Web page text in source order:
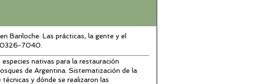
Naturales, Agroecología y Desarrollo Rural
Bariloche: Las prácticas, la gente y el
0326-7040.
nativas para la restauración
de Argentina. Sistematización de la
y dónde se realizaron las